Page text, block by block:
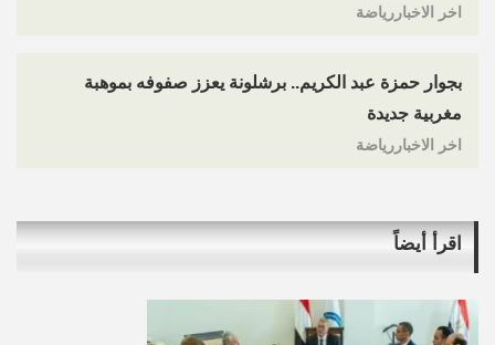
اخر الاخباررياضة
بجوار حمزة عبد الكريم.. برشلونة يعزز صفوفه بموهبة
مغربية جديدة
اخر الاخباررياضة
اقرأ أيضاً